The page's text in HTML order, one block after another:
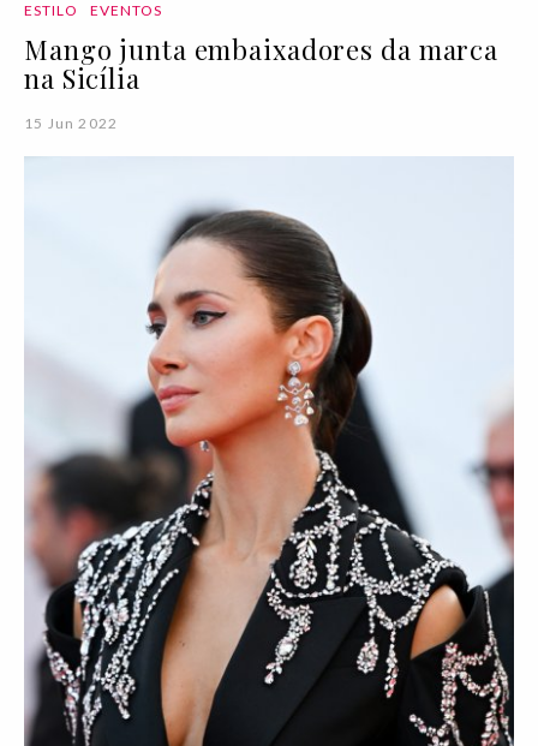
ESTILO EVENTOS
Mango junta embaixadores da marca
na Sicília
15 Jun 2022